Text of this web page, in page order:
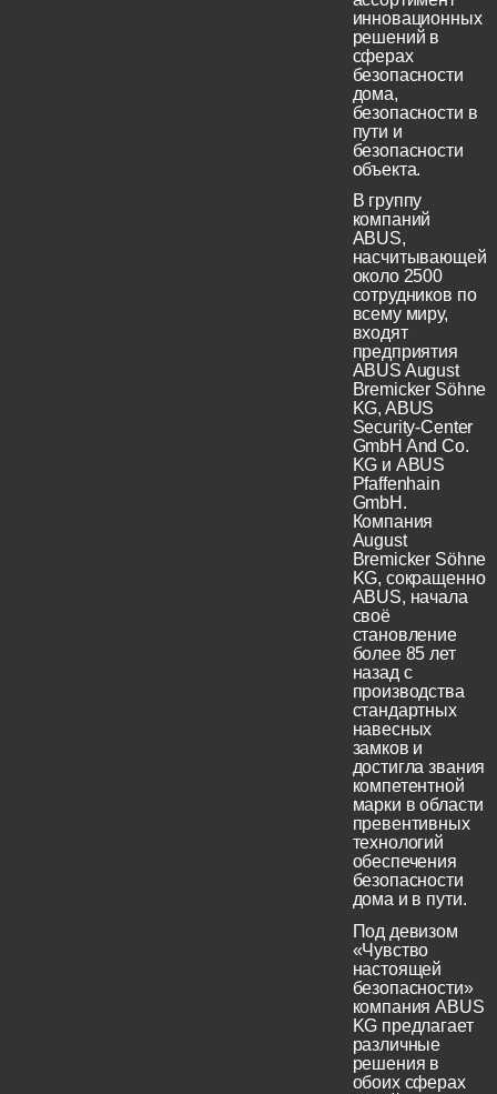
инновационных
решений в
сферах
безопасности
дома,
безопасности в
пути и
безопасности
объекта.
В группу
компаний
ABUS,
насчитывающей
около 2500
сотрудников по
всему миру,
входят
предприятия
ABUS August
Bremicker Söhne
KG, ABUS
Security-Center
GmbH And Co.
KG и ABUS
Pfaffenhain
GmbH.
Компания
August
Bremicker Söhne
KG, сокращенно
ABUS, начала
своё
становление
более 85 лет
назад с
производства
стандартных
навесных
замков и
достигла звания
компетентной
марки в области
превентивных
технологий
обеспечения
безопасности
дома и в пути.
Под девизом
«Чувство
настоящей
безопасности»
компания ABUS
KG предлагает
различные
решения в
обоих сферах